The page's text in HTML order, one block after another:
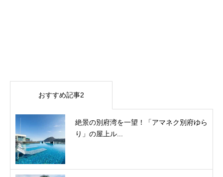
おすすめ記事2
絶景の別府湾を一望！「アマネク別府ゆら
り」の屋上ル...